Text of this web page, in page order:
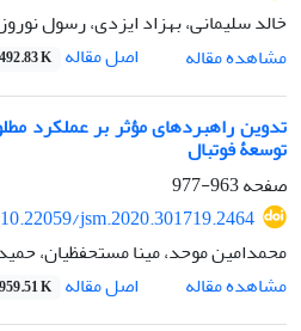
خالد سلیمانی، بهزاد ایزدی، رسول
مشاهده مقاله
اصل مقاله 492.83 K
تدوین راهبردهای مؤثر بر عملکرد
توسعۀ فوتبال
صفحه963-977
jsm.2020.301719.2464
محمدامین موحد، مینا مستحفظیان،
مشاهده مقاله
اصل مقاله 959.51 K